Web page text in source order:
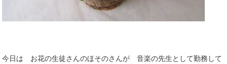
今日は お花の生徒さんのほそのさんが 音楽の先生として勤務して